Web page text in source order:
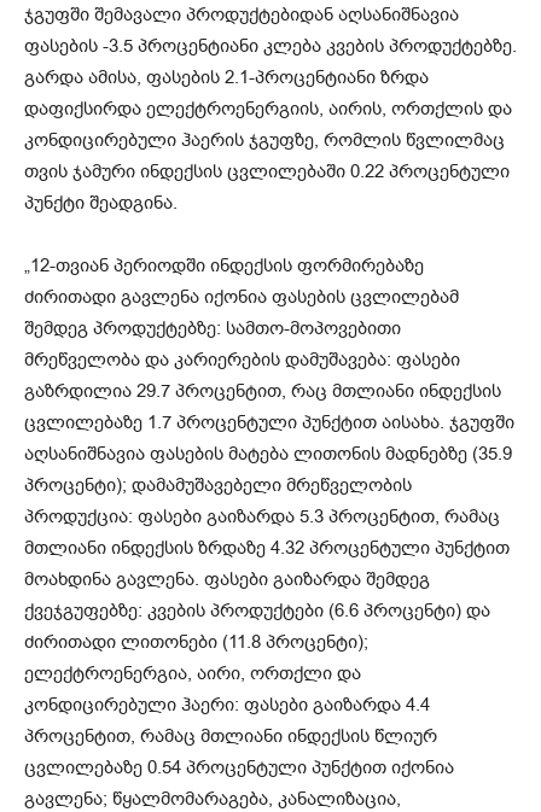
ჯგუფში შემავალი პროდუქტებიდან აღსანიშნავია
ფასების -3.5 პროცენტიანი კლება კვების პროდუქტებზე.
გარდა ამისა, ფასების 2.1-პროცენტიანი ზრდა
დაფიქსირდა ელექტროენერგიის, აირის, ორთქლის და
კონდიცირებული ჰაერის ჯგუფზე, რომლის წვლილმაც
თვის ჯამური ინდექსის ცვლილებაში 0.22 პროცენტული
პუნქტი შეადგინა.
„12-თვიან პერიოდში ინდექსის ფორმირებაზე
ძირითადი გავლენა იქონია ფასების ცვლილებამ
შემდეგ პროდუქტებზე: სამთო-მოპოვებითი
მრეწველობა და კარიერების დამუშავება: ფასები
გაზრდილია 29.7 პროცენტით, რაც მთლიანი ინდექსის
ცვლილებაზე 1.7 პროცენტული პუნქტით აისახა. ჯგუფში
აღსანიშნავია ფასების მატება ლითონის მადნებზე (35.9
პროცენტი); დამამუშავებელი მრეწველობის
პროდუქცია: ფასები გაიზარდა 5.3 პროცენტით, რამაც
მთლიანი ინდექსის ზრდაზე 4.32 პროცენტული პუნქტით
მოახდინა გავლენა. ფასები გაიზარდა შემდეგ
ქვეჯგუფებზე: კვების პროდუქტები (6.6 პროცენტი) და
ძირითადი ლითონები (11.8 პროცენტი);
ელექტროენერგია, აირი, ორთქლი და
კონდიცირებული ჰაერი: ფასები გაიზარდა 4.4
პროცენტით, რამაც მთლიანი ინდექსის წლიურ
ცვლილებაზე 0.54 პროცენტული პუნქტით იქონია
გავლენა; წყალმომარაგება, კანალიზაცია,